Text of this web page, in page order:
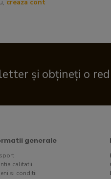
creaza cont
și obțineți o
generale
calitatii
si conditii